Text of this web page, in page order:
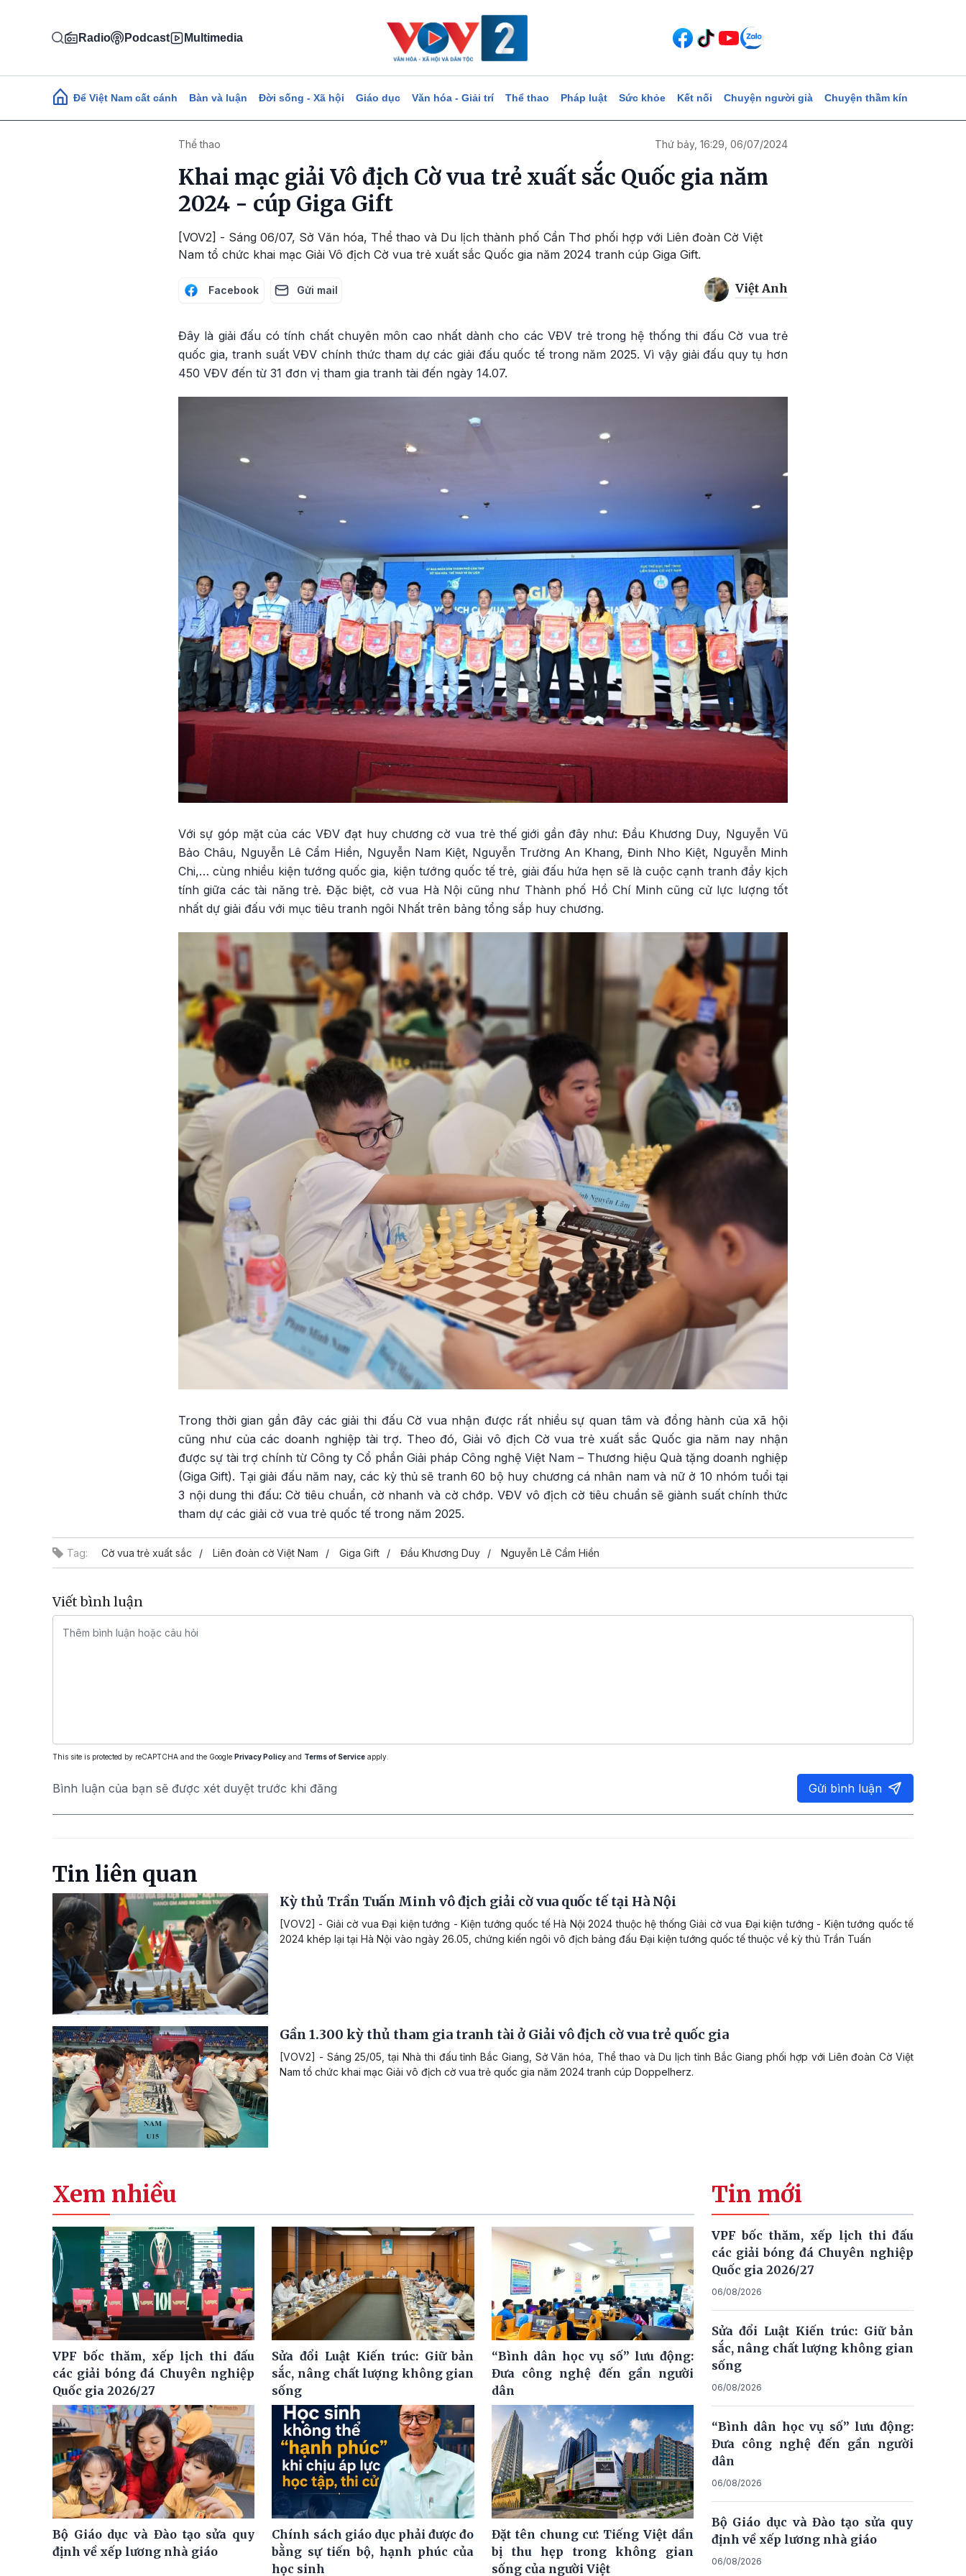
Radio Podcast Multimedia
Main navigation
Để Việt Nam cất cánh Bàn và luận Đời sống - Xã hội Giáo dục Văn hóa - Giải trí Thể thao Pháp luật Sức khỏe Kết nối Chuyện người già Chuyện thầm kín
Thể thao Thứ bảy, 16:29, 06/07/2024
Khai mạc giải Vô địch Cờ vua trẻ xuất sắc Quốc gia năm
2024 - cúp Giga Gift
[VOV2] - Sáng 06/07, Sở Văn hóa, Thể thao và Du lịch thành phố Cần Thơ phối hợp với Liên đoàn Cờ Việt
Nam tổ chức khai mạc Giải Vô địch Cờ vua trẻ xuất sắc Quốc gia năm 2024 tranh cúp Giga Gift.
Facebook Gửi mail Việt Anh
Đây là giải đấu có tính chất chuyên môn cao nhất dành cho các VĐV trẻ trong hệ thống thi đấu Cờ vua trẻ
quốc gia, tranh suất VĐV chính thức tham dự các giải đấu quốc tế trong năm 2025. Vì vậy giải đấu quy tụ hơn
450 VĐV đến từ 31 đơn vị tham gia tranh tài đến ngày 14.07.
Với sự góp mặt của các VĐV đạt huy chương cờ vua trẻ thế giới gần đây như: Đầu Khương Duy, Nguyễn Vũ
Bảo Châu, Nguyễn Lê Cẩm Hiền, Nguyễn Nam Kiệt, Nguyễn Trường An Khang, Đinh Nho Kiệt, Nguyễn Minh
Chi,… cùng nhiều kiện tướng quốc gia, kiện tướng quốc tế trẻ, giải đấu hứa hẹn sẽ là cuộc cạnh tranh đầy kịch
tính giữa các tài năng trẻ. Đặc biệt, cờ vua Hà Nội cũng như Thành phố Hồ Chí Minh cũng cử lực lượng tốt
nhất dự giải đấu với mục tiêu tranh ngôi Nhất trên bảng tổng sắp huy chương.
Trong thời gian gần đây các giải thi đấu Cờ vua nhận được rất nhiều sự quan tâm và đồng hành của xã hội
cũng như của các doanh nghiệp tài trợ. Theo đó, Giải vô địch Cờ vua trẻ xuất sắc Quốc gia năm nay nhận
được sự tài trợ chính từ Công ty Cổ phần Giải pháp Công nghệ Việt Nam – Thương hiệu Quà tặng doanh nghiệp
(Giga Gift). Tại giải đấu năm nay, các kỳ thủ sẽ tranh 60 bộ huy chương cá nhân nam và nữ ở 10 nhóm tuổi tại
3 nội dung thi đấu: Cờ tiêu chuẩn, cờ nhanh và cờ chớp. VĐV vô địch cờ tiêu chuẩn sẽ giành suất chính thức
tham dự các giải cờ vua trẻ quốc tế trong năm 2025.
Tag: Cờ vua trẻ xuất sắc Liên đoàn cờ Việt Nam Giga Gift Đầu Khương Duy Nguyễn Lê Cẩm Hiền
Viết bình luận
This site is protected by reCAPTCHA and the Google Privacy Policy and Terms of Service apply.
Bình luận của bạn sẽ được xét duyệt trước khi đăng Gửi bình luận
Tin liên quan
Kỳ thủ Trần Tuấn Minh vô địch giải cờ vua quốc tế tại Hà Nội
[VOV2] - Giải cờ vua Đại kiện tướng - Kiện tướng quốc tế Hà Nội 2024 thuộc hệ thống Giải cờ vua Đại kiện tướng - Kiện tướng quốc tế
2024 khép lại tại Hà Nội vào ngày 26.05, chứng kiến ngôi vô địch bảng đấu Đại kiện tướng quốc tế thuộc về kỳ thủ Trần Tuấn
Gần 1.300 kỳ thủ tham gia tranh tài ở Giải vô địch cờ vua trẻ quốc gia
[VOV2] - Sáng 25/05, tại Nhà thi đấu tỉnh Bắc Giang, Sở Văn hóa, Thể thao và Du lịch tỉnh Bắc Giang phối hợp với Liên đoàn Cờ Việt
Nam tổ chức khai mạc Giải vô địch cờ vua trẻ quốc gia năm 2024 tranh cúp Doppelherz.
Xem nhiều
VPF bốc thăm, xếp lịch thi đấu
các giải bóng đá Chuyên nghiệp
Quốc gia 2026/27
Sửa đổi Luật Kiến trúc: Giữ bản
sắc, nâng chất lượng không gian
sống
“Bình dân học vụ số” lưu động:
Đưa công nghệ đến gần người
dân
Bộ Giáo dục và Đào tạo sửa quy
định về xếp lương nhà giáo
Chính sách giáo dục phải được đo
bằng sự tiến bộ, hạnh phúc của
học sinh
Đặt tên chung cư: Tiếng Việt dần
bị thu hẹp trong không gian
sống của người Việt
Tin mới
VPF bốc thăm, xếp lịch thi đấu
các giải bóng đá Chuyên nghiệp
Quốc gia 2026/27
06/08/2026
Sửa đổi Luật Kiến trúc: Giữ bản
sắc, nâng chất lượng không gian
sống
06/08/2026
“Bình dân học vụ số” lưu động:
Đưa công nghệ đến gần người
dân
06/08/2026
Bộ Giáo dục và Đào tạo sửa quy
định về xếp lương nhà giáo
06/08/2026